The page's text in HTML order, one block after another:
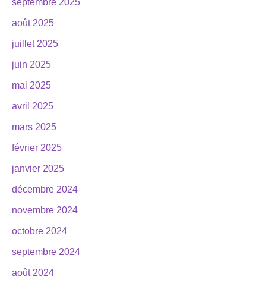
septembre 2025
août 2025
juillet 2025
juin 2025
mai 2025
avril 2025
mars 2025
février 2025
janvier 2025
décembre 2024
novembre 2024
octobre 2024
septembre 2024
août 2024